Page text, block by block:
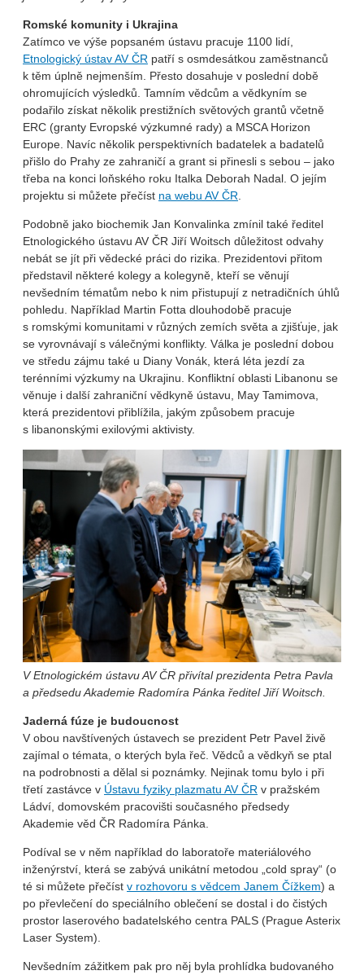
Romské komunity i Ukrajina
Zatímco ve výše popsaném ústavu pracuje 1100 lidí,
Etnologický ústav AV ČR patří s osmdesátkou zaměstnanců
k těm úplně nejmenším. Přesto dosahuje v poslední době
ohromujících výsledků. Tamním vědcům a vědkyním se
podařilo získat několik prestižních světových grantů včetně
ERC (granty Evropské výzkumné rady) a MSCA Horizon
Europe. Navíc několik perspektivních badatelek a badatelů
přišlo do Prahy ze zahraničí a grant si přinesli s sebou – jako
třeba na konci loňského roku Italka Deborah Nadal. O jejím
projektu si můžete přečíst na webu AV ČR
Podobně jako biochemik Jan Konvalinka zmínil také ředitel
Etnologického ústavu AV ČR Jiří Woitsch důležitost odvahy
nebát se jít při vědecké práci do rizika. Prezidentovi přitom
představil některé kolegy a kolegyně, kteří se věnují
nevšedním tématům nebo k nim přistupují z netradičních úhlů
pohledu. Například Martin Fotta dlouhodobě pracuje
s romskými komunitami v různých zemích světa a zjišťuje, jak
se vyrovnávají s válečnými konflikty. Válka je poslední dobou
ve středu zájmu také u Diany Vonák, která léta jezdí za
terénními výzkumy na Ukrajinu. Konfliktní oblasti Libanonu se
věnuje i další zahraniční vědkyně ústavu, May Tamimova,
která prezidentovi přiblížila, jakým způsobem pracuje
s libanonskými exilovými aktivisty.
V Etnologickém ústavu AV ČR přivítal prezidenta Petra Pavla
a předsedu Akademie Radomíra Pánka ředitel Jiří Woitsch.
Jaderná fúze je budoucnost
V obou navštívených ústavech se prezident Petr Pavel živě
zajímal o témata, o kterých byla řeč. Vědců a vědkyň se ptal
na podrobnosti a dělal si poznámky. Nejinak tomu bylo i při
třetí zastávce v Ústavu fyziky plazmatu AV ČR v pražském
Ládví, domovském pracovišti současného předsedy
Akademie věd ČR Radomíra Pánka.
Podíval se v něm například do laboratoře materiálového
inženýrství, která se zabývá unikátní metodou „cold spray“ (o
té si můžete přečíst v rozhovoru s vědcem Janem Čížkem) a
po převlečení do speciálního oblečení se dostal i do čistých
prostor laserového badatelského centra PALS (Prague Asterix
Laser System).
Nevšedním zážitkem pak pro něj byla prohlídka budovaného